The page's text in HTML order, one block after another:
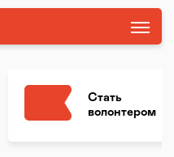
Стать
волонтером